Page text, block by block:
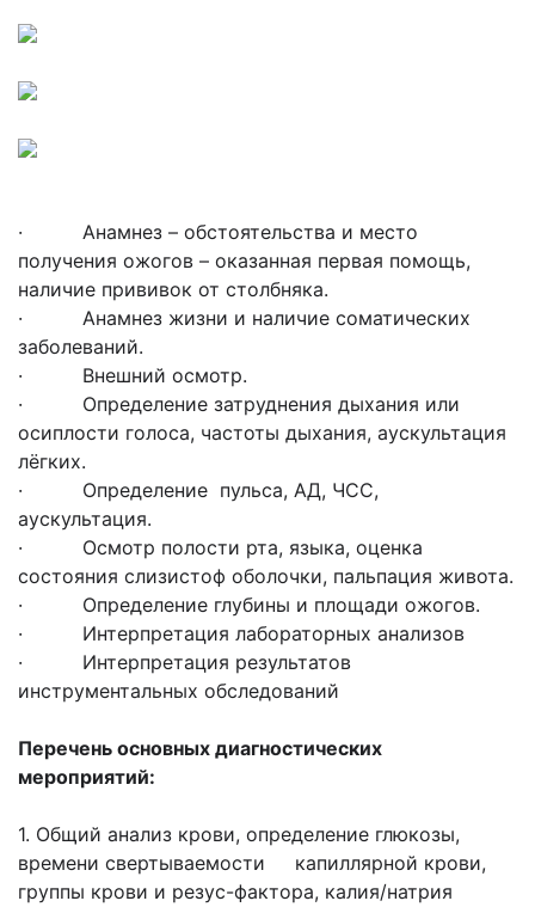
· Анамнез – обстоятельства и место
получения ожогов – оказанная первая помощь,
наличие прививок от столбняка.
· Анамнез жизни и наличие соматических
заболеваний.
· Внешний осмотр.
· Определение затруднения дыхания или
осиплости голоса, частоты дыхания, аускультация
лёгких.
· Определение пульса, АД, ЧСС,
аускультация.
· Осмотр полости рта, языка, оценка
состояния слизистоф оболочки, пальпация живота.
· Определение глубины и площади ожогов.
· Интерпретация лабораторных анализов
· Интерпретация результатов
инструментальных обследований
Перечень основных диагностических
мероприятий:
1. Общий анализ крови, определение глюкозы,
времени свертываемости капиллярной крови,
группы крови и резус-фактора, калия/натрия